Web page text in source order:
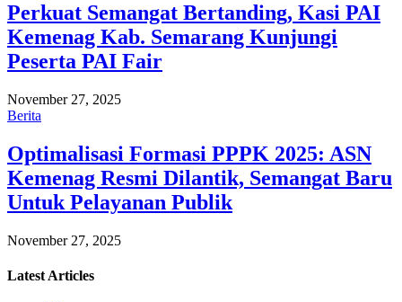
Perkuat Semangat Bertanding, Kasi PAI
Kemenag Kab. Semarang Kunjungi
Peserta PAI Fair
November 27, 2025
Berita
Optimalisasi Formasi PPPK 2025: ASN
Kemenag Resmi Dilantik, Semangat Baru
Untuk Pelayanan Publik
November 27, 2025
Latest Articles